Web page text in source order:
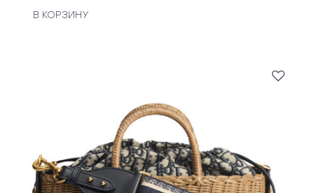
В КОРЗИНУ